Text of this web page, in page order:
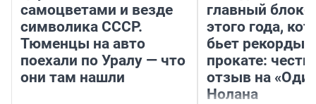
самоцветами и везде
символика СССР.
Тюменцы на авто
поехали по Уралу — что
они там нашли
главный
этого года,
бьет рекорды в
прокате:
отзыв на
Нолана